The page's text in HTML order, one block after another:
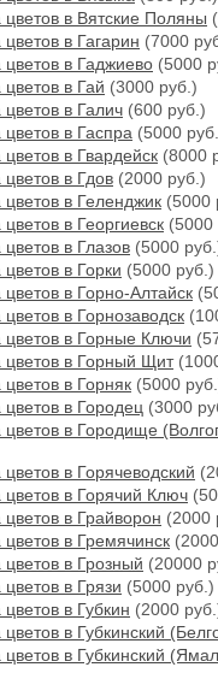
цветов в Вятские Поляны
цветов в Гагарин (7000
цветов в Гаджиево (5000
цветов в Гай (3000 руб.)
цветов в Галич (600 руб.)
цветов в Гаспра (5000
цветов в Гвардейск (8000
цветов в Гдов (2000 руб.)
цветов в Геленджик (5000
цветов в Георгиевск (5000
цветов в Глазов (5000
цветов в Горки (5000 руб.)
цветов в Горно-Алтайск
цветов в Горнозаводск
цветов в Горные Ключи
цветов в Горный Щит
цветов в Горняк (5000
цветов в Городец (3000
цветов в Городище
цветов в Горячеводский
цветов в Горячий Ключ
цветов в Грайворон (2000
цветов в Гремячинск
цветов в Грозный (20000
цветов в Грязи (5000 руб.)
цветов в Губкин (2000
цветов в Губкинский
цветов в Губкинский